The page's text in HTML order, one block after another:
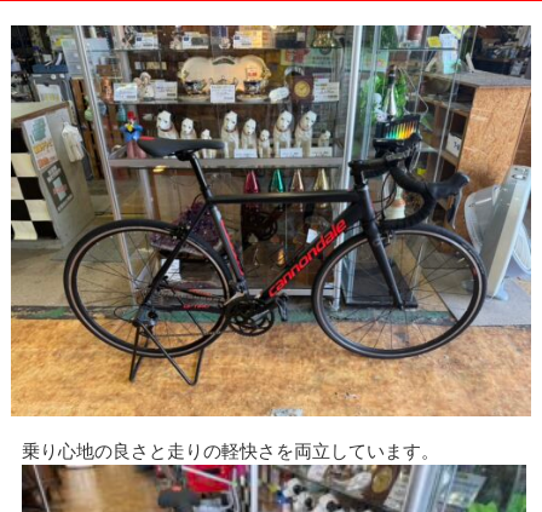
乗り心地の良さと走りの軽快さを両立しています。